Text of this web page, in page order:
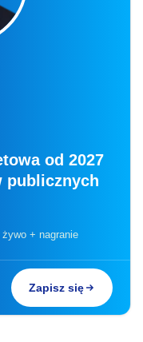
od 2027
publicznych
+ nagranie
Zapisz się